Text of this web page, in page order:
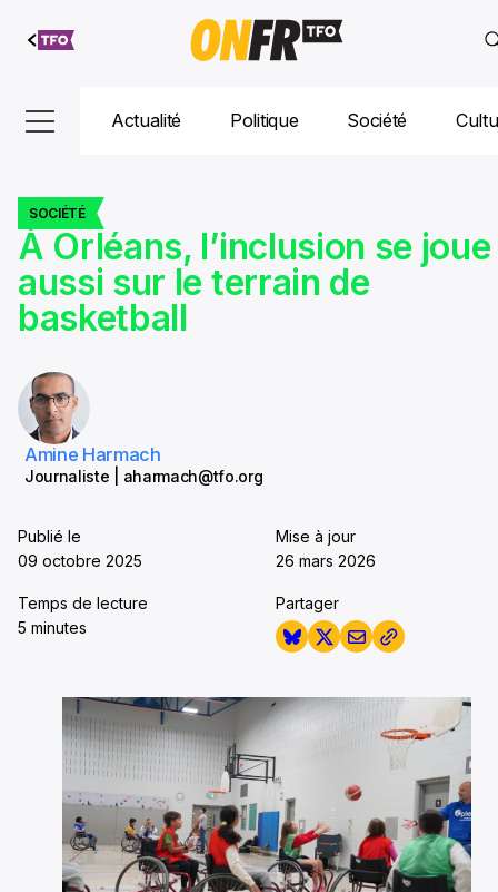
Aller au
contenu
Actualité Politique Société
SOCIÉTÉ
À Orléans, l’inclusion se joue
aussi sur le terrain de
basketball
Amine Harmach
Journaliste | aharmach@tfo.org
Publié le
09 octobre 2025
Mise à jour
26 mars 2026
Temps de lecture
5 minutes
Partager